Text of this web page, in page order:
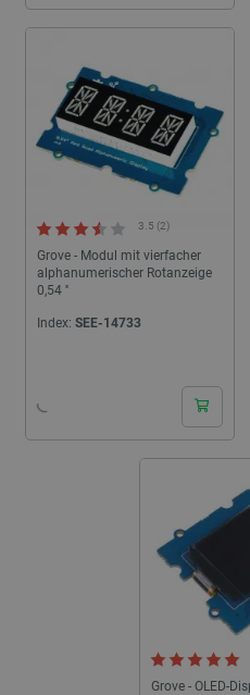
Grove - Modul mit vierfacher
alphanumerischer Rotanzeige
0,54 ''
3.5 (2)
Index: SEE-14733
Grove - OLED-